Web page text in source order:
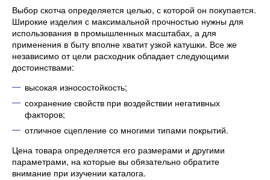
Выбор скотча определяется целью, с которой он покупается.
Широкие изделия с максимальной прочностью нужны для
использования в промышленных масштабах, а для
применения в быту вполне хватит узкой катушки. Все же
независимо от цели расходник обладает следующими
достоинствами:
высокая износостойкость;
сохранение свойств при воздействии негативных
факторов;
отличное сцепление со многими типами покрытий.
Цена товара определяется его размерами и другими
параметрами, на которые вы обязательно обратите
внимание при изучении каталога.